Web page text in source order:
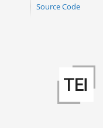
Source Code